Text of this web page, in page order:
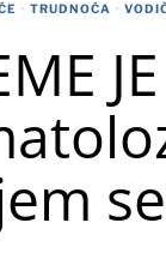
· TRUDNOĆA ·